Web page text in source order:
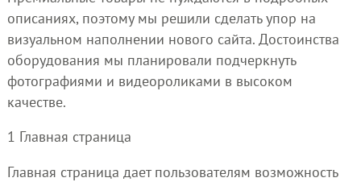
описаниях, поэтому мы решили сделать упор на
визуальном наполнении нового сайта. Достоинства
оборудования мы планировали подчеркнуть
фотографиями и видеороликами в высоком
качестве.
1 Главная страница
Главная страница дает пользователям возможность